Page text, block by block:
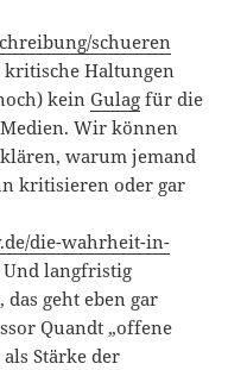
schueren
Haltungen
keinGulag für die
Wir können
warum jemand
kritisieren oder gar
die-wahrheit-in-
Und langfristig
geht eben gar
Quandt „offene
Stärke der